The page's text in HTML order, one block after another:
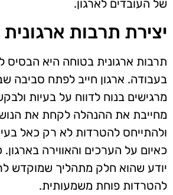
של העובדים לארגון.
יצירת תרבות
תרבות ארגונית בטוחה היא הבסיס
בעבודה. ארגון חייב לפתח סביבה
מרגישים בנוח לדווח על בעיות
מחייבת את ההנהלה לקחת את
ולהתייחס להטרדות לא רק כאל
כאיום על הערכים והאווירה
יודע שהוא חלק מתהליך שמוקדש
להטרדות פוחת משמעותית.